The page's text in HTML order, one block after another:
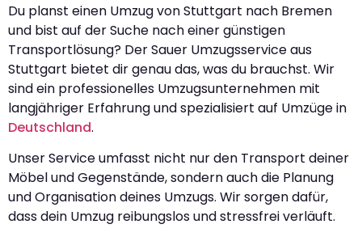
Du planst einen Umzug von Stuttgart nach Bremen
und bist auf der Suche nach einer günstigen
Transportlösung? Der Sauer Umzugsservice aus
Stuttgart bietet dir genau das, was du brauchst. Wir
sind ein professionelles Umzugsunternehmen mit
langjähriger Erfahrung und spezialisiert auf Umzüge in
Deutschland.
Unser Service umfasst nicht nur den Transport deiner
Möbel und Gegenstände, sondern auch die Planung
und Organisation deines Umzugs. Wir sorgen dafür,
dass dein Umzug reibungslos und stressfrei verläuft.